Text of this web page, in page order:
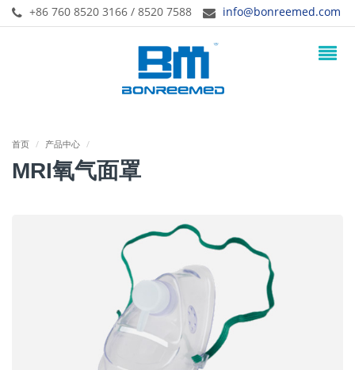
+86 760 8520 3166 / 8520 7588 info@bonreemed.com
首页 / 产品中心 /
MRI氧气面罩